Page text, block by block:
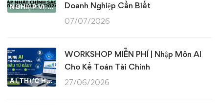
NGHIỆP VỤ KẾ TOÁN & THUẾ
Doanh Nghiệp Cần Biết
07/07/2026
AI THỰC HÀNH
WORKSHOP MIỄN PHÍ | Nhập Môn AI
Cho Kế Toán Tài Chính
27/06/2026